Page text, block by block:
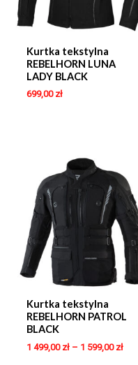
Kurtka tekstylna
REBELHORN LUNA
LADY BLACK
699,00 zł
Kurtka tekstylna
REBELHORN PATROL
BLACK
1 499,00 zł– 1 599,00 zł